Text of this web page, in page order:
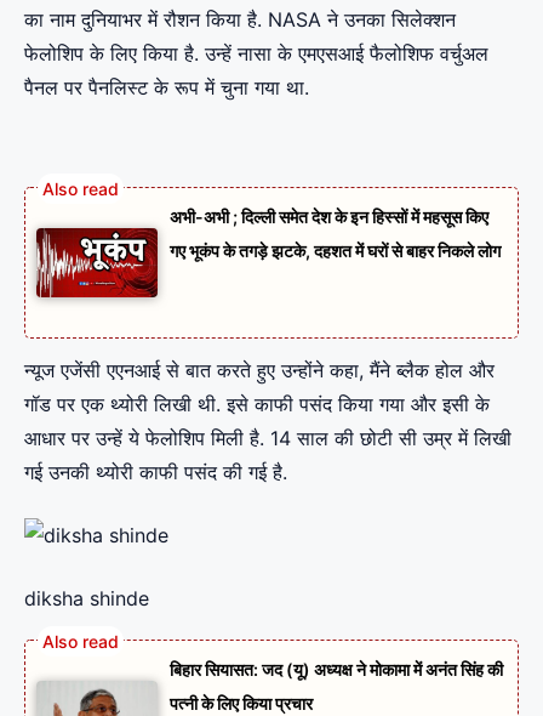
का नाम दुनियाभर में रौशन किया है. NASA ने उनका सिलेक्शन
फेलोशिप के लिए किया है. उन्हें नासा के एमएसआई फैलोशिफ वर्चुअल
पैनल पर पैनलिस्ट के रूप में चुना गया था.
अभी-अभी ; दिल्ली समेत देश के इन हिस्सों में महसूस किए
गए भूकंप के तगड़े झटके, दहशत में घरों से बाहर निकले लोग
न्यूज एजेंसी एएनआई से बात करते हुए उन्होंने कहा, मैंने ब्लैक होल और
गॉड पर एक थ्योरी लिखी थी. इसे काफी पसंद किया गया और इसी के
आधार पर उन्हें ये फेलोशिप मिली है. 14 साल की छोटी सी उम्र में लिखी
गई उनकी थ्योरी काफी पसंद की गई है.
diksha shinde
बिहार सियासत: जद (यू) अध्यक्ष ने मोकामा में अनंत सिंह की
पत्नी के लिए किया प्रचार